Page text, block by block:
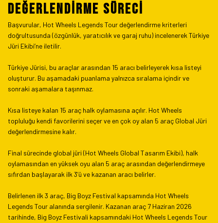
DEĞERLENDİRME SÜRECİ
Başvurular, Hot Wheels Legends Tour değerlendirme kriterleri
doğrultusunda (özgünlük, yaratıcılık ve garaj ruhu) incelenerek Türkiye
Jüri Ekibi’ne iletilir.
Türkiye Jürisi, bu araçlar arasından 15 aracı belirleyerek kısa listeyi
oluşturur. Bu aşamadaki puanlama yalnızca sıralama içindir ve
sonraki aşamalara taşınmaz.
Kısa listeye kalan 15 araç halk oylamasına açılır. Hot Wheels
topluluğu kendi favorilerini seçer ve en çok oy alan 5 araç Global Jüri
değerlendirmesine kalır.
Final sürecinde global jüri (Hot Wheels Global Tasarım Ekibi), halk
oylamasından en yüksek oyu alan 5 araç arasından değerlendirmeye
sıfırdan başlayarak ilk 3’ü ve kazanan aracı belirler.
Belirlenen ilk 3 araç, Big Boyz Festival kapsamında Hot Wheels
Legends Tour alanında sergilenir. Kazanan araç 7 Haziran 2026
tarihinde, Big Boyz Festivali kapsamındaki Hot Wheels Legends Tour